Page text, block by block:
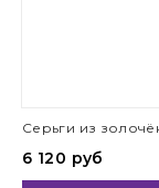
Серьги из
6 120 руб